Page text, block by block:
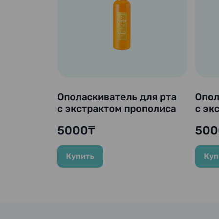
Ополаскиватель для рта
с экстрактом прополиса
"Propolinse Pure -
ALCOHOL FREE", 600 мл.
5000₸
Купить
с